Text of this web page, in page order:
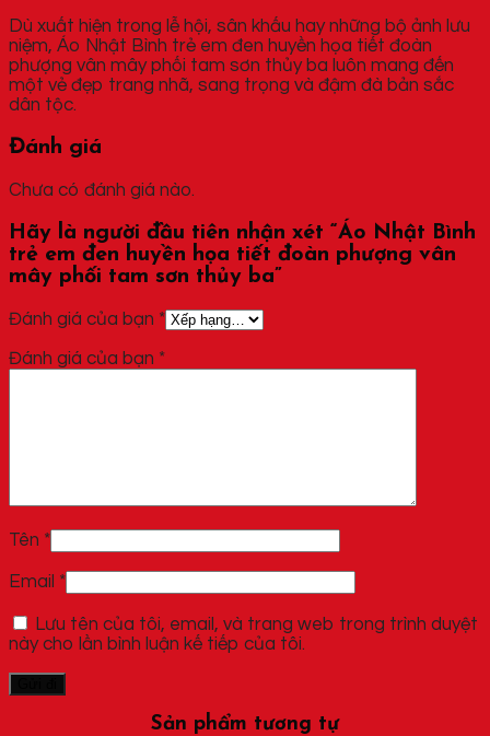
Dù xuất hiện trong lễ hội, sân khấu hay những bộ ảnh lưu
niệm, Áo Nhật Bình trẻ em đen huyền họa tiết đoàn
phượng vân mây phối tam sơn thủy ba luôn mang đến
một vẻ đẹp trang nhã, sang trọng và đậm đà bản sắc
dân tộc.
Đánh giá
Chưa có đánh giá nào.
Hãy là người đầu tiên nhận xét “Áo Nhật Bình
trẻ em đen huyền họa tiết đoàn phượng vân
mây phối tam sơn thủy ba”
Đánh giá của bạn *
Đánh giá của bạn *
Tên *
Email *
Lưu tên của tôi, email, và trang web trong trình duyệt
này cho lần bình luận kế tiếp của tôi.
Sản phẩm tương tự